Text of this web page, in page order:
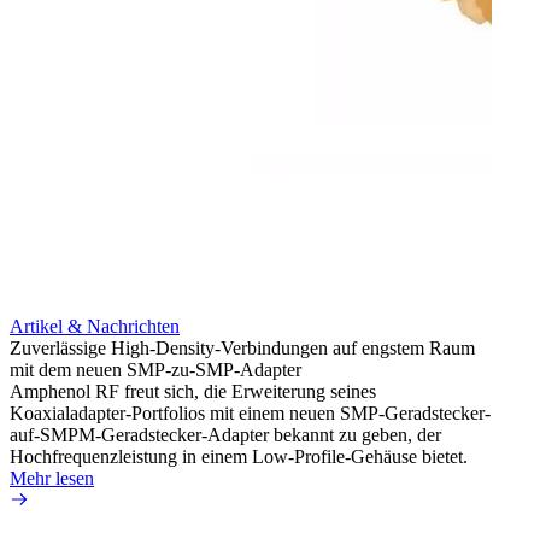
Artikel & Nachrichten
Zuverlässige High-Density-Verbindungen auf engstem Raum
mit dem neuen SMP-zu-SMP-Adapter
Amphenol RF freut sich, die Erweiterung seines
Koaxialadapter-Portfolios mit einem neuen SMP-Geradstecker-
auf-SMPM-Geradstecker-Adapter bekannt zu geben, der
Hochfrequenzleistung in einem Low-Profile-Gehäuse bietet.
Mehr lesen